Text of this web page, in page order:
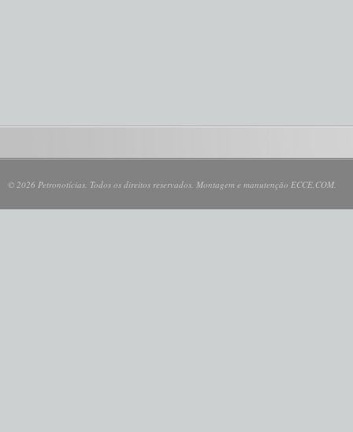
© 2026 Petronotícias. Todos os direitos reservados. Montagem e manutenção ECCE.COM.